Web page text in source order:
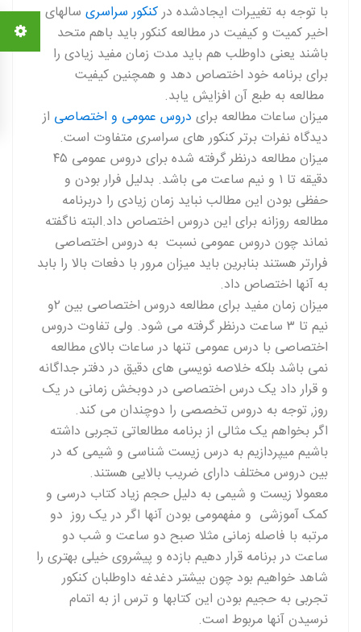
با توجه به تغییرات ایجادشده درکنکور سراسری سالهای
اخیر کمیت و کیفیت در مطالعه کنکور باید باهم متحد
باشند یعنی داوطلب هم باید مدت زمان مفید زیادی را
برای برنامه خود اختصاص دهد و همچنین کیفیت
مطالعه به طبع آن افزایش یابد.
میزان ساعات مطالعه برای دروس عمومی و اختصاصی از
دیدگاه نفرات برتر کنکور های سراسری متفاوت است.
میزان مطالعه درنظر گرفته شده برای دروس عمومی ۴۵
دقیقه تا ۱ و نیم ساعت می باشد. بدلیل فرار بودن و
حفظی بودن این مطالب نباید زمان زیادی را دربرنامه
مطالعه روزانه برای این دروس اختصاص داد.البته ناگفته
نماند چون دروس عمومی نسبت به دروس اختصاصی
فرارتر هستند بنابرین باید میزان مرور با دفعات بالا را بابد
به آنها اختصاص داد.
میزان زمان مفید برای مطالعه دروس اختصاصی بین ۲و
نیم تا ۳ ساعت درنظر گرفته می شود. ولی تفاوت دروس
اختصاصی با درس عمومی تنها در ساعات بالای مطالعه
نمی باشد بلکه خلاصه نویسی های دقیق در دفتر جداگانه
و قرار داد یک درس اختصاصی در دوبخش زمانی در یک
روز, توجه به دروس تخصصی را دوچندان می کند.
اگر بخواهم یک مثالی از برنامه مطالعاتی تجربی داشته
باشیم میپردازیم به درس زیست شناسی و شیمی که در
بین دروس مختلف دارای ضریب بالایی هستند.
معمولا زیست و شیمی به دلیل حجم زیاد کتاب درسی و
کمک آموزشی و مفهمومی بودن آنها اگر در یک روز دو
مرتبه با فاصله زمانی مثلا صبح دو ساعت و شب دو
ساعت در برنامه قرار دهیم بازده و پیشروی خیلی بهتری را
شاهد خواهیم بود چون بیشتر دغدغه داوطلبان کنکور
تجربی به حجیم بودن این کتابها و ترس از به اتمام
نرسیدن آنها مربوط است.